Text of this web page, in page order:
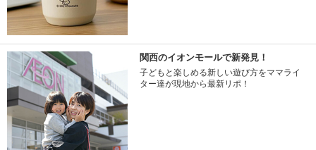
関西のイオンモールで新発見！
子どもと楽しめる新しい遊び方をママライ
ター達が現地から最新リポ！